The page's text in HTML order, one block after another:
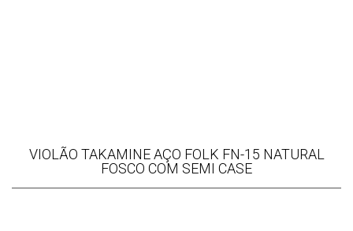
VIOLÃO TAKAMINE AÇO FOLK FN-15 NATURAL
FOSCO COM SEMI CASE